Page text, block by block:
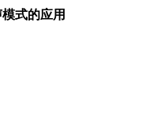
式的应用